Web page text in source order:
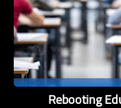
Rebooting